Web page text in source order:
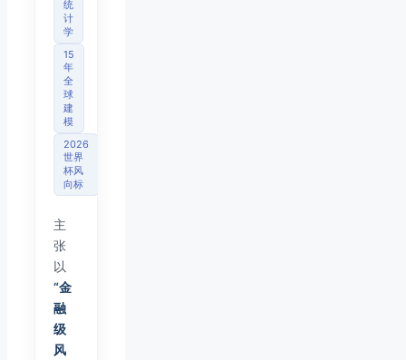
统
计
学
15
年
全
球
建
模
2026
世界
杯风
向标
主
张
以
“金
融
级
风